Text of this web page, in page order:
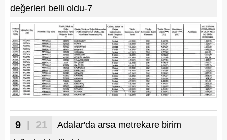
değerleri belli oldu-7
9 | 21
Adalar'da arsa metrekare birim